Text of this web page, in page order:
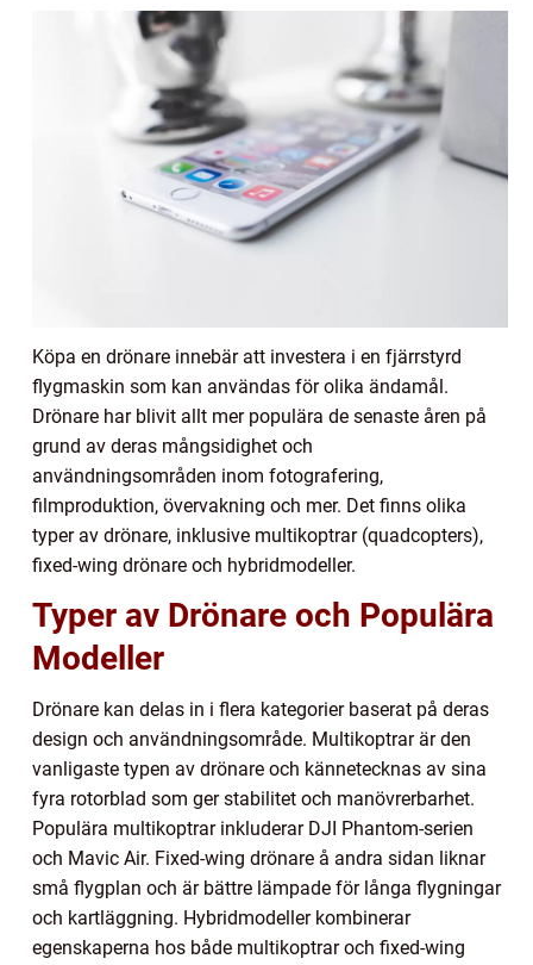
Köpa en drönare innebär att investera i en fjärrstyrd
flygmaskin som kan användas för olika ändamål.
Drönare har blivit allt mer populära de senaste åren på
grund av deras mångsidighet och
användningsområden inom fotografering,
filmproduktion, övervakning och mer. Det finns olika
typer av drönare, inklusive multikoptrar (quadcopters),
fixed-wing drönare och hybridmodeller.
Typer av Drönare och Populära
Modeller
Drönare kan delas in i flera kategorier baserat på deras
design och användningsområde. Multikoptrar är den
vanligaste typen av drönare och kännetecknas av sina
fyra rotorblad som ger stabilitet och manövrerbarhet.
Populära multikoptrar inkluderar DJI Phantom-serien
och Mavic Air. Fixed-wing drönare å andra sidan liknar
små flygplan och är bättre lämpade för långa flygningar
och kartläggning. Hybridmodeller kombinerar
egenskaperna hos både multikoptrar och fixed-wing